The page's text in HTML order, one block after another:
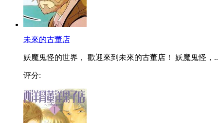
未來的古董店
妖魔鬼怪的世界， 歡迎來到未來的古董店！ 妖魔鬼怪，
评分: